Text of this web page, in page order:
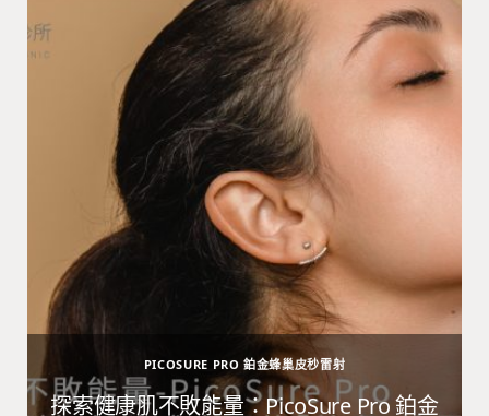
PICOSURE PRO 鉑金蜂巢皮秒雷射
探索健康肌不敗能量：PicoSure Pro 鉑金